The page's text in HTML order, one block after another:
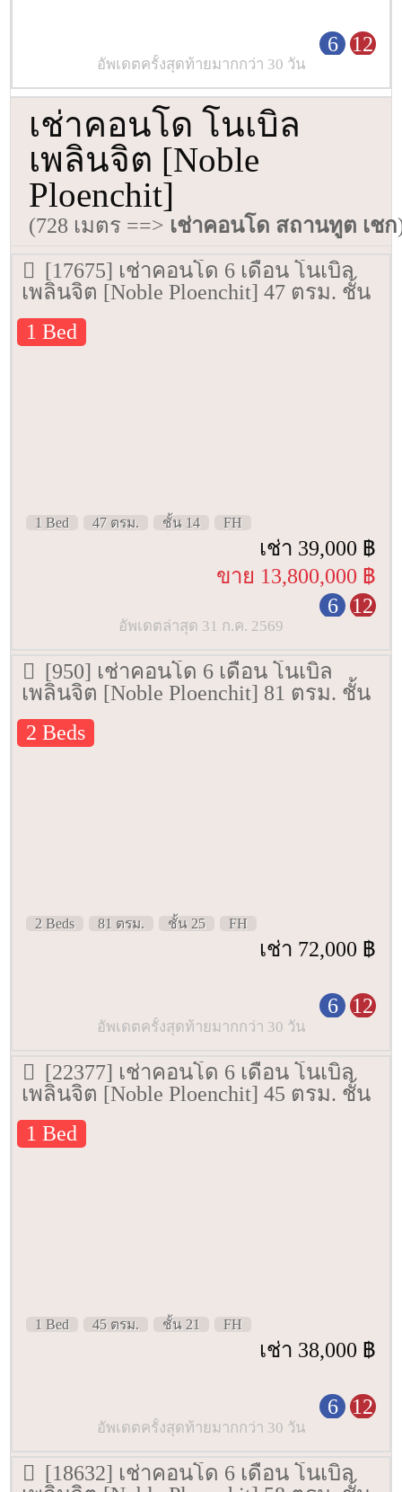
6 12
อัพเดตครั้งสุดท้ายมากกว่า 30 วัน
เช่าคอนโด โนเบิล
เพลินจิต [Noble
Ploenchit]
(728 เมตร ==> เช่าคอนโด สถานทูต เชก
[17675] เช่าคอนโด 6 เดือน โนเบิล
เพลินจิต [Noble Ploenchit] 47 ตรม. ชั้น
14
1 Bed
1 Bed 47 ตรม. ชั้น 14 FH
เช่า 39,000 ฿
ขาย 13,800,000 ฿
6
12
อัพเดตล่าสุด 31 ก.ค. 2569
[950] เช่าคอนโด 6 เดือน โนเบิล
เพลินจิต [Noble Ploenchit] 81 ตรม. ชั้น
25
2 Beds
2 Beds 81 ตรม. ชั้น 25 FH
เช่า 72,000 ฿
6 12
อัพเดตครั้งสุดท้ายมากกว่า 30 วัน
[22377] เช่าคอนโด 6 เดือน โนเบิล
เพลินจิต [Noble Ploenchit] 45 ตรม. ชั้น
21
1 Bed
1 Bed 45 ตรม. ชั้น 21 FH
เช่า 38,000 ฿
6 12
อัพเดตครั้งสุดท้ายมากกว่า 30 วัน
[18632] เช่าคอนโด 6 เดือน โนเบิล